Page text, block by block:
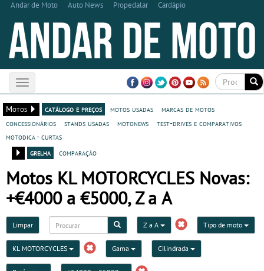
Andar de Moto Auto News Propedalar Cardápio
Toggle
navigation
Motos
catálogo e preços motos usadas
marcas de motos
concessionários
stands usadas motonews
test-drives e comparativos
motodica - curtas
grelha
comparação
Motos KL MOTORCYCLES Novas:
+€4000 a €5000, Z a A
Limpar Z a A Tipo de moto
KL MOTORCYCLES Gama Cilindrada